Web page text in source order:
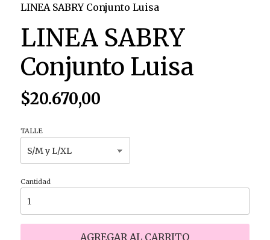
LINEA SABRY Conjunto Luisa
LINEA SABRY
Conjunto Luisa
$20.670,00
TALLE
Cantidad
AGREGAR AL CARRITO